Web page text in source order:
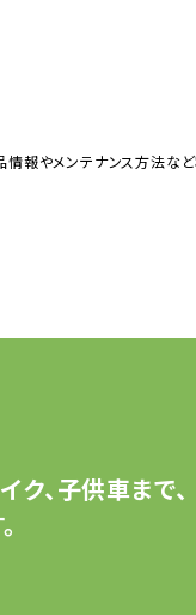
情報やメンテナンス方法な
ク、子供車まで、